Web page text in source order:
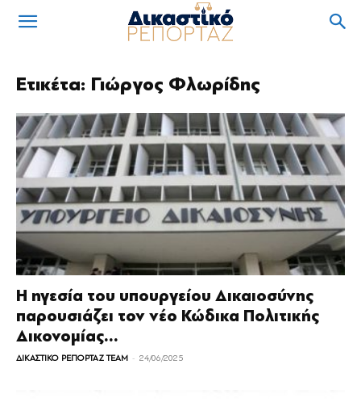
Ετικέτα: Γιώργος Φλωρίδης
Η ηγεσία του υπουργείου Δικαιοσύνης
παρουσιάζει τον νέο Κώδικα Πολιτικής
Δικονομίας...
ΔΙΚΑΣΤΙΚΟ ΡΕΠΟΡΤΑΖ TEAM - 24/06/2025